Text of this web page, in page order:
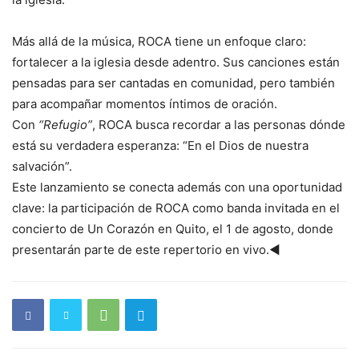
Más allá de la música, ROCA tiene un enfoque claro:
fortalecer a la iglesia desde adentro. Sus canciones están
pensadas para ser cantadas en comunidad, pero también
para acompañar momentos íntimos de oración.
Con “Refugio”, ROCA busca recordar a las personas dónde
está su verdadera esperanza: “En el Dios de nuestra
salvación”.
Este lanzamiento se conecta además con una oportunidad
clave: la participación de ROCA como banda invitada en el
concierto de Un Corazón en Quito, el 1 de agosto, donde
presentarán parte de este repertorio en vivo.◄